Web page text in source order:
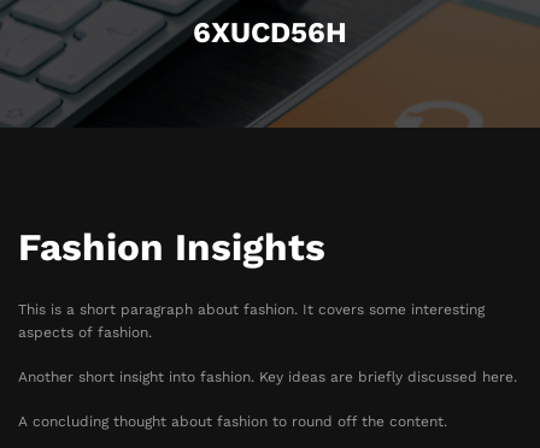
6XUCD56H
Fashion Insights
This is a short paragraph about fashion. It covers some interesting
aspects of fashion.
Another short insight into fashion. Key ideas are briefly discussed here.
A concluding thought about fashion to round off the content.